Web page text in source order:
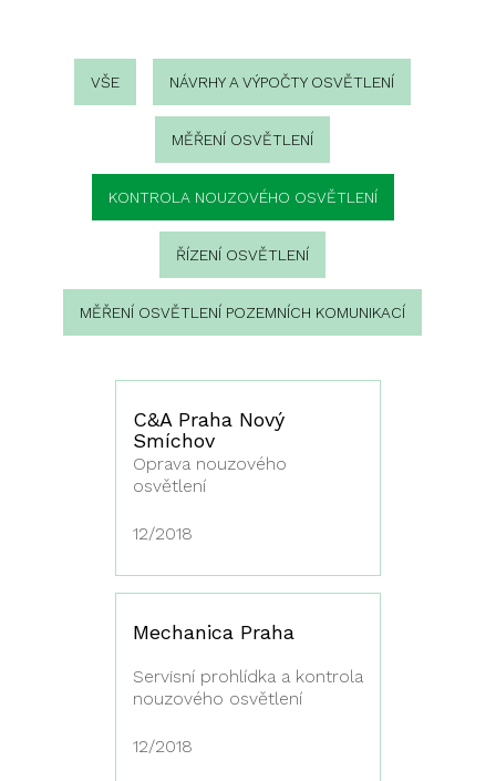
VŠE NÁVRHY A VÝPOČTY OSVĚTLENÍ
MĚŘENÍ OSVĚTLENÍ
KONTROLA NOUZOVÉHO OSVĚTLENÍ
ŘÍZENÍ OSVĚTLENÍ
MĚŘENÍ OSVĚTLENÍ POZEMNÍCH KOMUNIKACÍ
C&A Praha Nový
Smíchov
Oprava nouzového
osvětlení
12/2018
Mechanica Praha
Servisní prohlídka a kontrola
nouzového osvětlení
12/2018